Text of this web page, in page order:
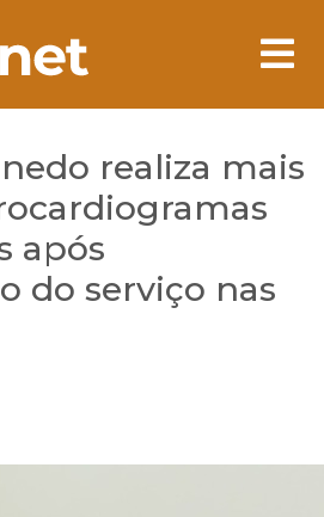
realiza mais
após
do serviço nas